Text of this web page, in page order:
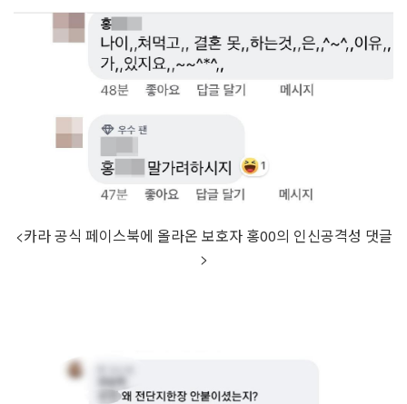
<카라 공식 페이스북에 올라온 보호자 홍00의 인신공격성 댓글
>